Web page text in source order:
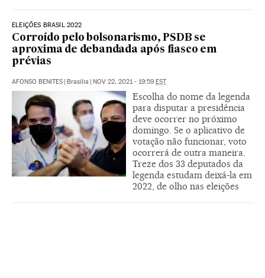
ELEIÇÕES BRASIL 2022
Corroído pelo bolsonarismo, PSDB se
aproxima de debandada após fiasco em
prévias
AFONSO BENITES Brasília NOV 22, 2021 - 19:59 EST
Escolha do nome da legenda
para disputar a presidência
deve ocorrer no próximo
domingo. Se o aplicativo de
votação não funcionar, voto
ocorrerá de outra maneira.
Treze dos 33 deputados da
legenda estudam deixá-la em
2022, de olho nas eleições